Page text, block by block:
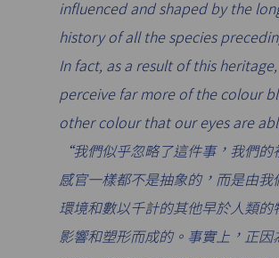
influenced and shaped by the
history of all the species
In fact, as a result of this
perceive far more of the colour
other colour that our eyes are
“我們似乎忽略了這件事，我們的
感官一樣都不是抽象的，而是由我
環境和數以千計的其他早於人類的
影響和塑形而成的。事實上，正因